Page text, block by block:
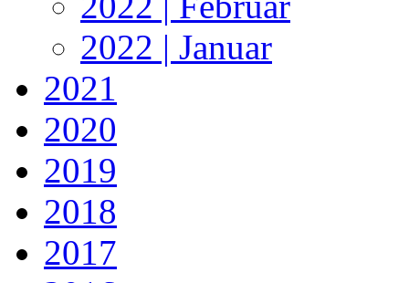
2022 | Januar
2021
2020
2019
2018
2017